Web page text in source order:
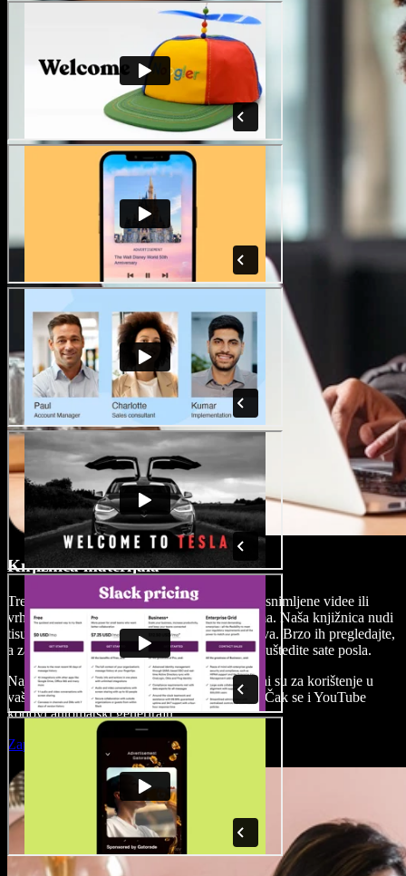
Knjižnica materijala
Trebate visokokvalitetne slike, profesionalno snimljene videe ili
vrhunsku pozadinsku glazbu? Nema problema. Naša knjižnica nudi
tisuće besplatnih materijala bez autorskih prava. Brzo ih pregledajte,
a zatim kliknite za dodavanje u svoj projekt i uštedite sate posla.
Najbolje od svega, svi naši materijali besplatni su za korištenje u
vašim osobnim ili komercijalnim projektima. Čak se i YouTube
kodovi automatski generiraju.
Započni